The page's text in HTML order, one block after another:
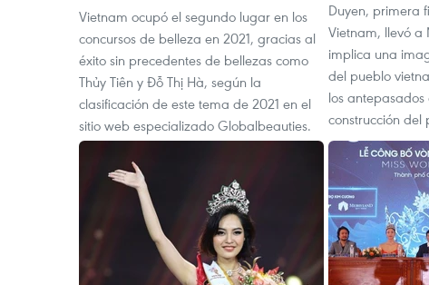
Vietnam ocupó el segundo lugar en los
concursos de belleza en 2021, gracias al
éxito sin precedentes de bellezas como
Thủy Tiên y Đỗ Thị Hà, según la
clasificación de este tema de 2021 en el
sitio web especializado Globalbeauties.
Duyen, primera
Vietnam, llevó a
implica una
del pueblo
los
construcción del